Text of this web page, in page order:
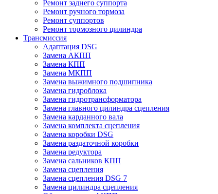
Ремонт заднего суппорта
Ремонт ручного тормоза
Ремонт суппортов
Ремонт тормозного цилиндра
Трансмиссия
Адаптация DSG
Замена АКПП
Замена КПП
Замена МКПП
Замена выжимного подшипника
Замена гидроблока
Замена гидротрансформатора
Замена главного цилиндра сцепления
Замена карданного вала
Замена комплекта сцепления
Замена коробки DSG
Замена раздаточной коробки
Замена редуктора
Замена сальников КПП
Замена сцепления
Замена сцепления DSG 7
Замена цилиндра сцепления